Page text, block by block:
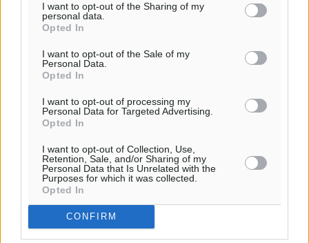
I want to opt-out of the Sharing of my
personal data.
Opted In
I want to opt-out of the Sale of my
Personal Data.
Opted In
I want to opt-out of processing my
Personal Data for Targeted Advertising.
Opted In
I want to opt-out of Collection, Use,
Retention, Sale, and/or Sharing of my
Personal Data that Is Unrelated with the
Purposes for which it was collected.
Opted In
CONFIRM
ΕΠΣΔ: Ενημέρωση για την Μικτή
Ομάδα Κ-12
Με ανακοίνωση στην επίσημη ιστοσελίδα της η ΕΠΣΔ,
ενημέρωσε τις ομάδες για τον τρόπο που θα επιλέξουν
ποδοσφαιριστές τους, για τις προπονήσεις- προεπιλογής
02.10.19, 17:58